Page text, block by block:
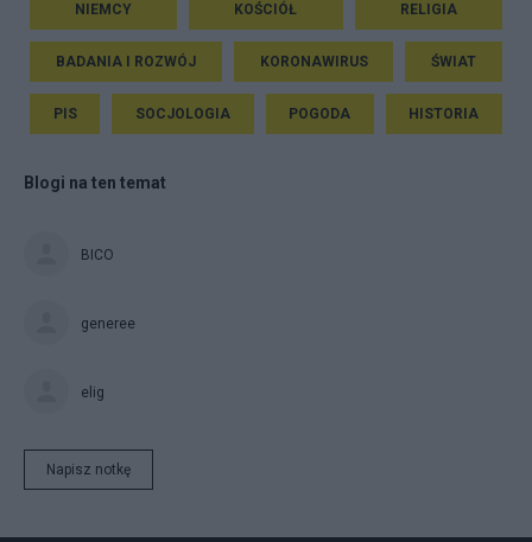
NIEMCY KOŚCIÓŁ RELIGIA
BADANIA I ROZWÓJ KORONAWIRUS ŚWIAT
PIS SOCJOLOGIA POGODA HISTORIA
Blogi na ten temat
BICO
generee
elig
Napisz notkę